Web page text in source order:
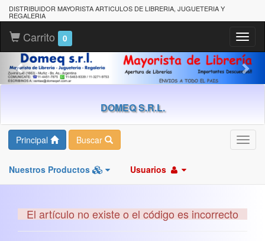
DISTRIBUIDOR MAYORISTA ARTICULOS DE LIBRERIA, JUGUETERIA Y
REGALERIA
Carrito 0
DOMEQ S.R.L.
Principal Buscar
Nuestros Productos Usuarios
El artículo no existe o el código es incorrecto